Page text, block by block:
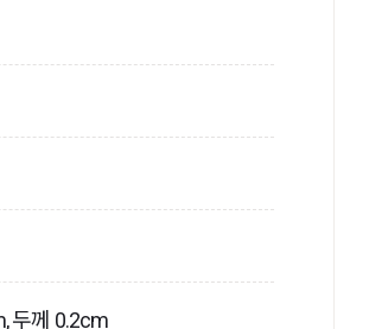
두께 0.2cm